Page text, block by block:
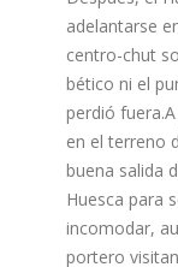
adelantarse
centro-chut
bético ni el
perdió
en el terreno
buena salida
Huesca para
incomodar,
portero